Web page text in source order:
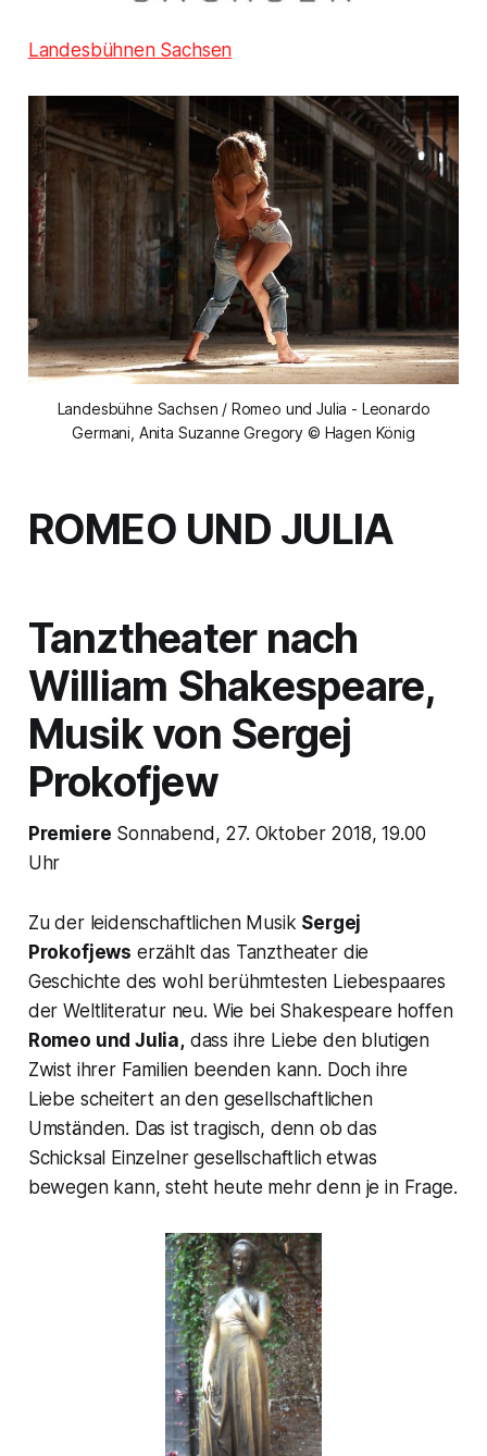
Landesbühnen Sachsen
Landesbühne Sachsen / Romeo und Julia - Leonardo
Germani, Anita Suzanne Gregory © Hagen König
ROMEO UND JULIA
Tanztheater nach
William Shakespeare,
Musik von Sergej
Prokofjew
Premiere Sonnabend, 27. Oktober 2018, 19.00
Uhr
Zu der leidenschaftlichen Musik Sergej
Prokofjews erzählt das Tanztheater die
Geschichte des wohl berühmtesten Liebespaares
der Weltliteratur neu. Wie bei Shakespeare hoffen
Romeo und Julia,dass ihre Liebe den blutigen
Zwist ihrer Familien beenden kann. Doch ihre
Liebe scheitert an den gesellschaftlichen
Umständen. Das ist tragisch, denn ob das
Schicksal Einzelner gesellschaftlich etwas
bewegen kann, steht heute mehr denn je in Frage.